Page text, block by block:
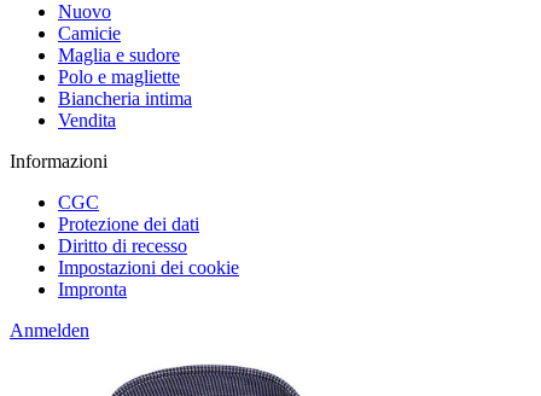
Nuovo
Camicie
Maglia e sudore
Polo e magliette
Biancheria intima
Vendita
Informazioni
CGC
Protezione dei dati
Diritto di recesso
Impostazioni dei cookie
Impronta
Anmelden